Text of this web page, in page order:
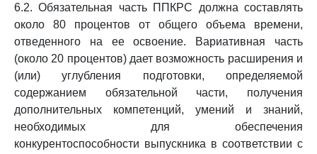
6.2. Обязательная часть ППКРС должна составлять
около 80 процентов от общего объема времени,
отведенного на ее освоение. Вариативная часть
(около 20 процентов) дает возможность расширения и
(или) углубления подготовки, определяемой
содержанием обязательной части, получения
дополнительных компетенций, умений и знаний,
необходимых для обеспечения
конкурентоспособности выпускника в соответствии с